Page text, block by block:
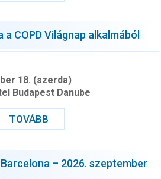
COPD Világnap alkalmából
18. (szerda)
Budapest Danube
TOVÁBB
– 2026. szeptember